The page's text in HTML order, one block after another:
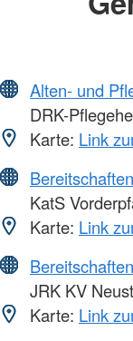
Alten- und
DRK-
Karte: Link
KatS
Karte: Link
JRK KV
Karte: Link